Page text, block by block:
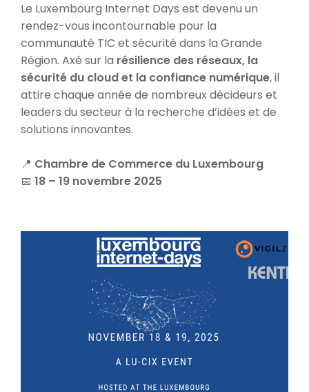
Le Luxembourg Internet Days est devenu un
rendez-vous incontournable pour la
communauté TIC et sécurité dans la Grande
Région. Axé sur la résilience des réseaux, la
sécurité du cloud et la confiance numérique, il
attire chaque année de nombreux décideurs et
leaders du secteur à la recherche d’idées et de
solutions innovantes.
📍 Chambre de Commerce du Luxembourg
📅 18 – 19 novembre 2025